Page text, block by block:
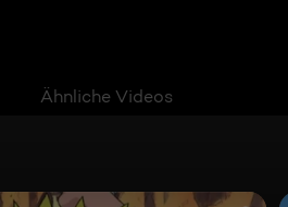
Ähnliche Videos